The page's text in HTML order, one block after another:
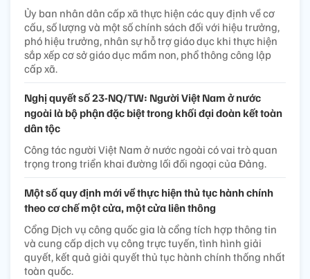
Ủy ban nhân dân cấp xã thực hiện các quy định về cơ
cấu, số lượng và một số chính sách đối với hiệu trưởng,
phó hiệu trưởng, nhân sự hỗ trợ giáo dục khi thực hiện
sắp xếp cơ sở giáo dục mầm non, phổ thông công lập
cấp xã.
Nghị quyết số 23-NQ/TW: Người Việt Nam ở nước
ngoài là bộ phận đặc biệt trong khối đại đoàn kết toàn
dân tộc
Công tác người Việt Nam ở nước ngoài có vai trò quan
trọng trong triển khai đường lối đối ngoại của Đảng.
Một số quy định mới về thực hiện thủ tục hành chính
theo cơ chế một cửa, một cửa liên thông
Cổng Dịch vụ công quốc gia là cổng tích hợp thông tin
và cung cấp dịch vụ công trực tuyến, tình hình giải
quyết, kết quả giải quyết thủ tục hành chính thống nhất
toàn quốc.